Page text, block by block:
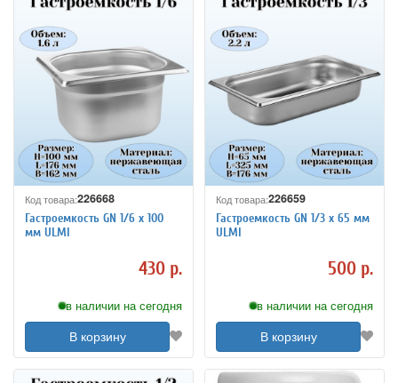
Код товара:226668
Гастроемкость GN 1/6 х 100
мм ULMI
430 р.
в наличии на сегодня
В корзину
Код товара:226659
Гастроемкость GN 1/3 х 65 мм
ULMI
500 р.
в наличии на сегодня
В корзину